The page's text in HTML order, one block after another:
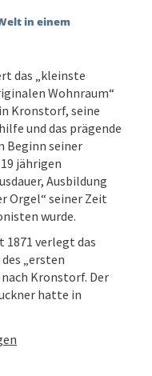
in einem
das „kleinste
Wohnraum“
Kronstorf, seine
und das prägende
Beginn seiner
jährigen
Ausbildung
Orgel“ seiner Zeit
wurde.
1871 verlegt das
„ersten
Kronstorf. Der
hatte in